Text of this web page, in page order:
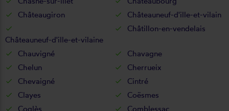
Châteaugiron
Châteauneuf-d'ille-et-vilain
Châteauneuf-d'ille-et-vilaine
Châtillon-en-vendelais
Chauvigné
Chavagne
Chelun
Cherrueix
Chevaigné
Cintré
Clayes
Coësmes
Coglès
Comblessac